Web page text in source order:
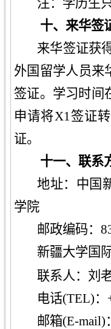
注：学历生
十、 来华签
来华签证获
外国留学人员来
签证。学习时间
申请将X1签证
证。
十一、 联系
地址：中国
学院
邮政编码：
新疆大学国
联系人： 刘
电话(TEL)：
邮箱(E-mail)：